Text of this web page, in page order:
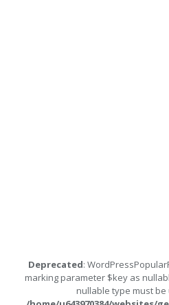
Deprecated:
marking parameter $key as
nullable type must